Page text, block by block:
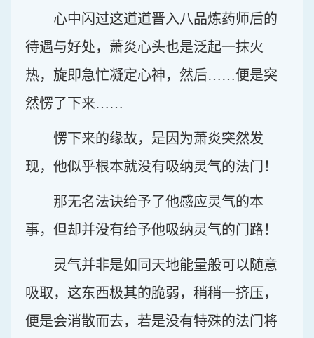
心中闪过这道道晋入八品炼药师后的
待遇与好处，萧炎心头也是泛起一抹火
热，旋即急忙凝定心神，然后……便是突
然愣了下来……
愣下来的缘故，是因为萧炎突然发
现，他似乎根本就没有吸纳灵气的法门！
那无名法诀给予了他感应灵气的本
事，但却并没有给予他吸纳灵气的门路！
灵气并非是如同天地能量般可以随意
吸取，这东西极其的脆弱，稍稍一挤压，
便是会消散而去，若是没有特殊的法门将